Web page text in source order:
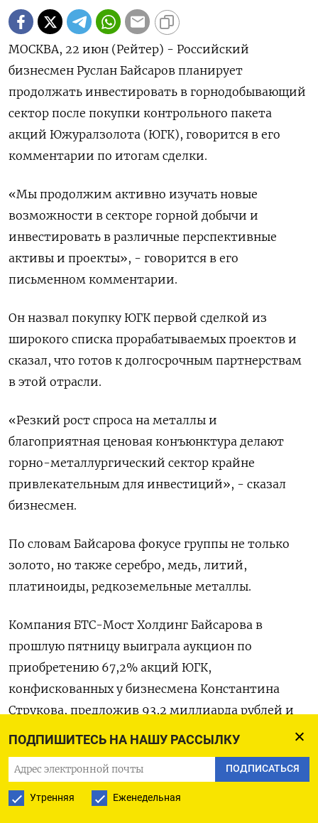
ПОДПИШИТЕСЬ НА НАШУ РАССЫЛКУ
ПОДПИСАТЬСЯ
Утренняя Еженедельная
МОСКВА, 22 июн (Рейтер) - Российский
бизнесмен Руслан Байсаров планирует
продолжать инвестировать в горнодобывающий
сектор после покупки контрольного пакета
акций Южуралзолота (ЮГК), говорится ‌в его
комментарии по итогам сделки.
«Мы продолжим активно изучать новые
возможности в секторе горной добычи и
инвестировать в различные ​перспективные
активы и проекты», - ​говорится в ​его
письменном ⁠комментарии.
Он назвал покупку ЮГК первой ‌сделкой из
широкого списка прорабатываемых проектов ‌и
сказал, что готов к долгосрочным партнерствам
в этой отрасли.
«Резкий ​рост спроса на металлы и
благоприятная ценовая конъюнктура ‌делают
горно-металлургический сектор крайне
привлекательным для инвестиций», - сказал ​
бизнесмен.
По словам Байсарова фокусе группы не только
золото, ‌но также серебро, медь, литий,
платиноиды, редкоземельные металлы.
Компания БТС-Мост Холдинг Байсарова в
прошлую пятницу выиграла аукцион по ​
приобретению 67,2% ​акций ЮГК,
‌конфискованных у бизнесмена Константина
Струкова, предложив 93,2 миллиарда рублей и ​
обойдя трех конкурентов. Торги проходили в
162 миллиарда рублей.